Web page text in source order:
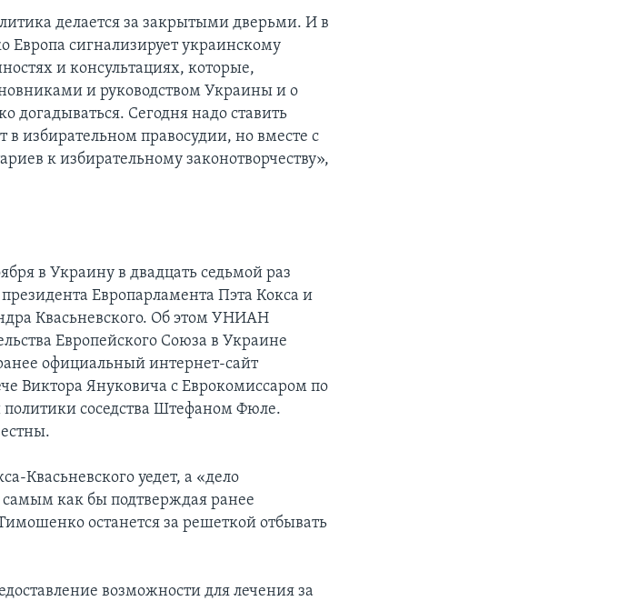
делается за закрытыми дверьми. И в
Европа сигнализирует украинскому
и консультациях, которые,
и руководством Украины и о
Сегодня надо ставить
избирательном правосудии, но вместе с
к избирательному законотворчеству»,
в Украину в двадцать седьмой раз
Европарламента Пэта Кокса и
Квасьневского. Об этом УНИАН
Европейского Союза в Украине
официальный интернет-сайт
Виктора Януковича с Еврокомиссаром по
соседства Штефаном Фюле.
Квасьневского уедет, а «дело
как бы подтверждая ранее
останется за решеткой отбывать
возможности для лечения за